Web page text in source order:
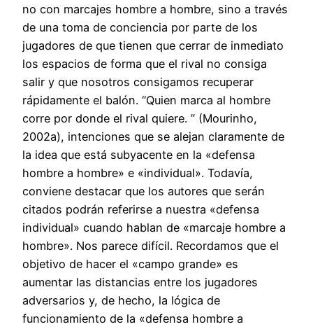
no con marcajes hombre a hombre, sino a través
de una toma de conciencia por parte de los
jugadores de que tienen que cerrar de inmediato
los espacios de forma que el rival no consiga
salir y que nosotros consigamos recuperar
rápidamente el balón. “Quien marca al hombre
corre por donde el rival quiere. ” (Mourinho,
2002a), intenciones que se alejan claramente de
la idea que está subyacente en la «defensa
hombre a hombre» e «individual». Todavía,
conviene destacar que los autores que serán
citados podrán referirse a nuestra «defensa
individual» cuando hablan de «marcaje hombre a
hombre». Nos parece difícil. Recordamos que el
objetivo de hacer el «campo grande» es
aumentar las distancias entre los jugadores
adversarios y, de hecho, la lógica de
funcionamiento de la «defensa hombre a